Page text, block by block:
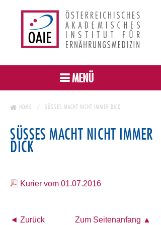
MENÜ
HOME SÜSSES MACHT NICHT IMMER DICK
SÜSSES MACHT NICHT IMMER D
ICK
Kurier vom 01.07.2016
◄ Zurück Zum Seitenanfang ▲